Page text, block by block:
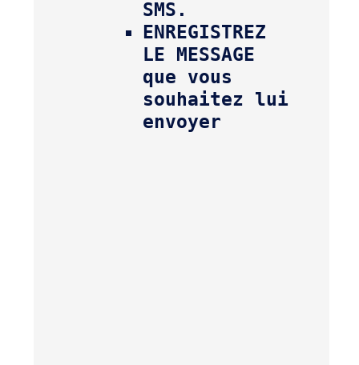
ENREGISTREZ
LE MESSAGE
que vous
souhaitez lui
envoyer